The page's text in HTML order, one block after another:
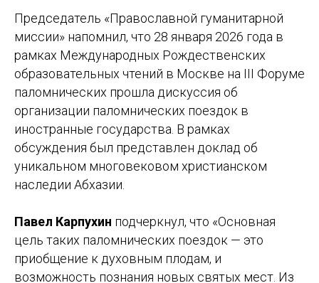
Председатель «Православной гуманитарной
миссии» напомнил, что 28 января 2026 года в
рамках Международных Рождественских
образовательных чтений в Москве на III Форуме
паломнических прошла дискуссия об
организации паломнических поездок в
иностранные государства. В рамках
обсуждения был представлен доклад об
уникальном многовековом христианском
наследии Абхазии.
Павел Карпухин подчеркнул, что «Основная
цель таких паломнических поездок — это
приобщение к духовным плодам, и
возможность познания новых святых мест. Из